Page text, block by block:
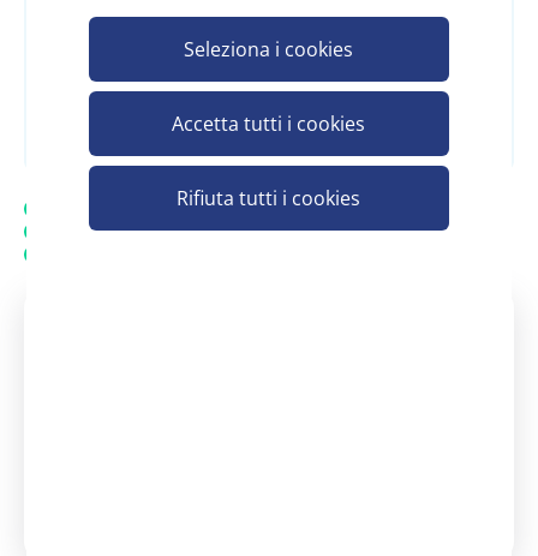
Seleziona i cookies
Accetta tutti i cookies
Rifiuta tutti i cookies
Spedizione gratuita
20.000 prodotti in assortimento